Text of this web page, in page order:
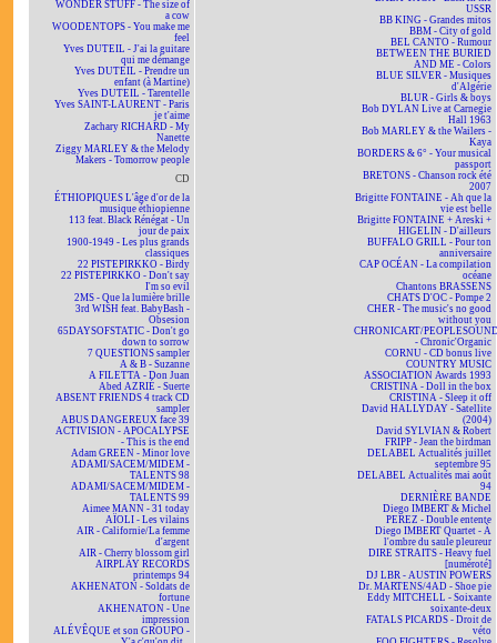
WONDER STUFF - The size of
a cow
WOODENTOPS - You make me
feel
Yves DUTEIL - J'ai la guitare
qui me démange
Yves DUTEIL - Prendre un
enfant (à Martine)
Yves DUTEIL - Tarentelle
Yves SAINT-LAURENT - Paris
je t'aime
Zachary RICHARD - My
Nanette
Ziggy MARLEY & the Melody
Makers - Tomorrow people
CD
ÉTHIOPIQUES L'âge d'or de la
musique éthiopienne
113 feat. Black Rénégat - Un
jour de paix
1900-1949 - Les plus grands
classiques
22 PISTEPIRKKO - Birdy
22 PISTEPIRKKO - Don't say
I'm so evil
2MS - Que la lumière brille
3rd WISH feat. BabyBash -
Obsesion
65DAYSOFSTATIC - Don't go
down to sorrow
7 QUESTIONS sampler
A & B - Suzanne
A FILETTA - Don Juan
Abed AZRIÉ - Suerte
ABSENT FRIENDS 4 track CD
sampler
ABUS DANGEREUX face 39
ACTIVISION - APOCALYPSE
- This is the end
Adam GREEN - Minor love
ADAMI/SACEM/MIDEM -
TALENTS 98
ADAMI/SACEM/MIDEM -
TALENTS 99
Aimee MANN - 31 today
AÏOLI - Les vilains
AIR - Californie/La femme
d'argent
AIR - Cherry blossom girl
AIRPLAY RECORDS
printemps 94
AKHENATON - Soldats de
fortune
AKHENATON - Une
impression
ALÉVÊQUE et son GROUPO -
USSR
BB KING - Grandes mitos
BBM - City of gold
BEL CANTO - Rumour
BETWEEN THE BURIED
AND ME - Colors
BLUE SILVER - Musiques
d'Algérie
BLUR - Girls & boys
Bob DYLAN Live at Carnegie
Hall 1963
Bob MARLEY & the Wailers -
Kaya
BORDERS & 6° - Your musical
passport
BRETONS - Chanson rock été
2007
Brigitte FONTAINE - Ah que la
vie est belle
Brigitte FONTAINE + Areski +
HIGELIN - D'ailleurs
BUFFALO GRILL - Pour ton
anniversaire
CAP OCÉAN - La compilation
océane
Chantons BRASSENS
CHATS D'OC - Pompe 2
CHER - The music's no good
without you
CHRONICART/
- Chronic'Organic
CORNU - CD bonus live
COUNTRY MUSIC
ASSOCIATION Awards 1993
CRISTINA - Doll in the box
CRISTINA - Sleep it off
David HALLYDAY - Satellite
(2004)
David SYLVIAN & Robert
FRIPP - Jean the birdman
DELABEL Actualités juillet
septembre 95
DELABEL Actualités mai août
94
DERNIÈRE BANDE
Diego IMBERT & Michel
PEREZ - Double entente
Diego IMBERT Quartet - À
l'ombre du saule pleureur
DIRE STRAITS - Heavy fuel
[numéroté]
DJ LBR - AUSTIN POWERS
Dr. MARTENS/4AD - Shoe pie
Eddy MITCHELL - Soixante
soixante-deux
FATALS PICARDS - Droit de
véto